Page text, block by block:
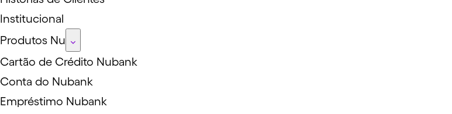
Institucional
Produtos Nu
Cartão de Crédito Nubank
Conta do Nubank
Empréstimo Nubank